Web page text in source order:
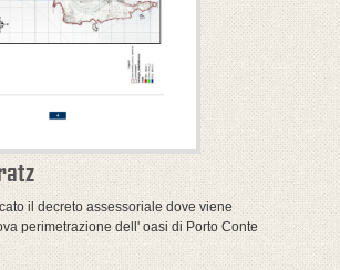
il decreto assessoriale dove viene
perimetrazione dell' oasi di Porto Conte